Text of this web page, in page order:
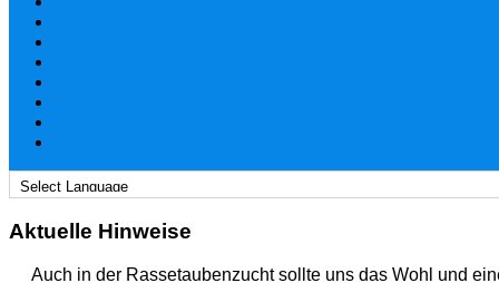
Aktuelle Hinweise
Auch in der Rassetaubenzucht sollte uns das Wohl und